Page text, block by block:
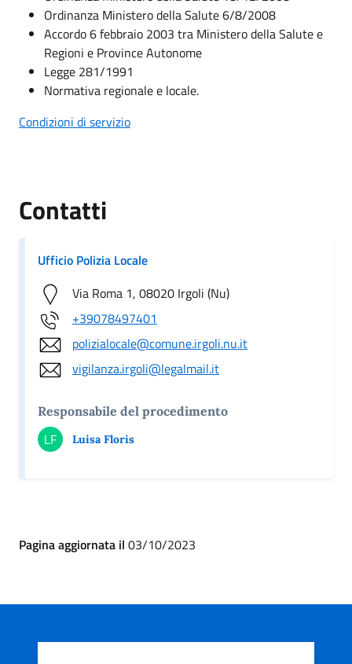
Ordinanza Ministero della Salute 6/8/2008
Accordo 6 febbraio 2003 tra Ministero della Salute e
Regioni e Province Autonome
Legge 281/1991
Normativa regionale e locale.
Condizioni di servizio
Contatti
Ufficio Polizia Locale
Via Roma 1, 08020 Irgoli (Nu)
+39078497401
polizialocale@comune.irgoli.nu.it
vigilanza.irgoli@legalmail.it
Responsabile del procedimento
LF Luisa Floris
Pagina aggiornata il 03/10/2023